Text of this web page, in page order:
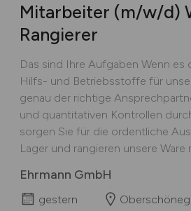
Mitarbeiter (m/w/d)
Rangierer
Das sind Ihre Aufgaben Wenn
Hilfs- und Betriebsstoffe für
genau der richtige
und quantitativen Kontrollen
sorgen Sie für die ordentliche
Lager und rangieren unsere Ware
Ehrmann GmbH
gestern